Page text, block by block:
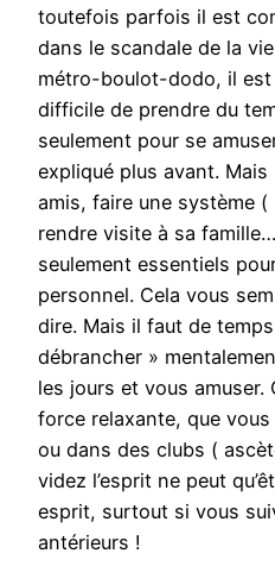
toutefois parfois il est
dans le scandale de la
métro-boulot-dodo, il est
difficile de prendre du
seulement pour se
expliqué plus avant.
amis, faire une système
rendre visite à sa
seulement essentiels
personnel. Cela vous
dire. Mais il faut de
débrancher »
les jours et vous amuser.
force relaxante, que
ou dans des clubs (
videz l’esprit ne peut
esprit, surtout si vous
antérieurs !